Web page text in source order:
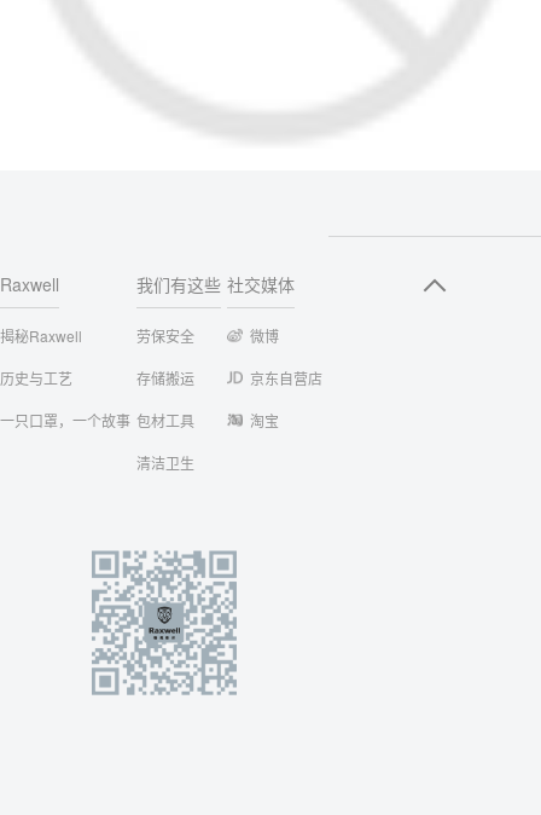
Raxwell
揭秘Raxwell
历史与工艺
一只口罩，一个故事
我们有这些
劳保安全
存储搬运
包材工具
清洁卫生
社交媒体
微博
京东自营店
淘宝